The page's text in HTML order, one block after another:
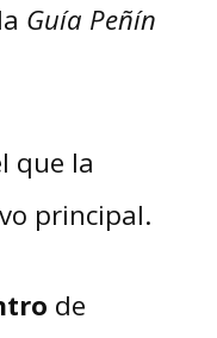
Guía Peñín
que la
principal.
de